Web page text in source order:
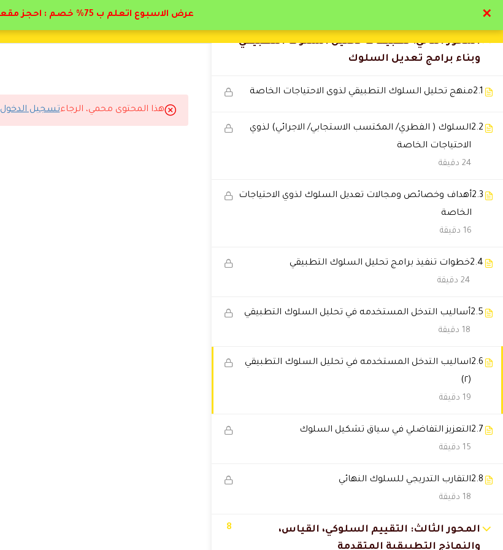
تواصل معنا
المحور الثاني: تطبيقات تحليل السلوك التطبيقي
وبناء برامج تعديل السلوك
2.1منهج تحليل السلوك التطبيقي لذوى الاحتياجات الخاصة
2.2السلوك ( الفطري/ المكتسب الاستجابي/ الاجرائي) لذوي
الاحتياجات الخاصة
24 دقيقة
2.3أهداف وخصائص ومجالات تعديل السلوك لذوي الاحتياجات
الخاصة
16 دقيقة
2.4خطوات تنفيذ برامج تحليل السلوك التطبيقي
24 دقيقة
2.5أساليب التدخل المستخدمه في تحليل السلوك التطبيقي
18 دقيقة
2.6اساليب التدخل المستخدمه في تحليل السلوك التطبيقي
(٢)
19 دقيقة
2.7التعزيز التفاضلي في سياق تشكيل السلوك
15 دقيقة
2.8التقارب التدريجي للسلوك النهائي
18 دقيقة
المحور الثالث: التقييم السلوكي، القياس،
والنماذج التطبيقية المتقدمة
8
هذا المحتوى محمي، الرجاءتسجيل الدخول
التعليقات
عرض الاسبوع اتعلم ب 75% خصم : احجز مقعدك الان ✕